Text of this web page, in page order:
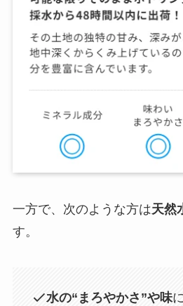
一方で、次のような方は天然
す。
水の“まろやかさ”や味